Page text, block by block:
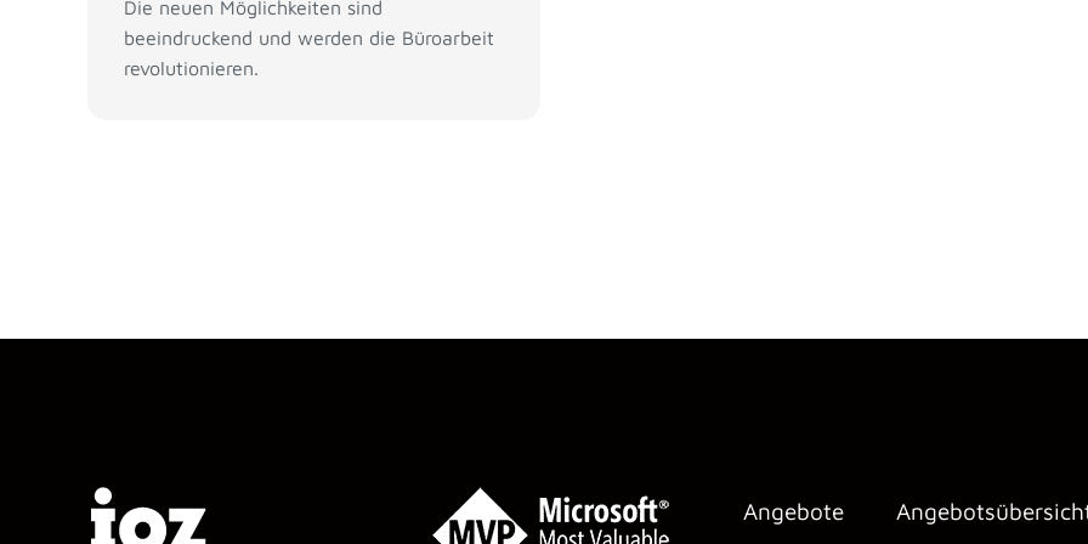
Die neuen Möglichkeiten sind
beeindruckend und werden die Büroarbeit
revolutionieren.
Angebote